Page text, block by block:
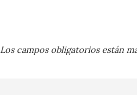
Los campos obligatorios están